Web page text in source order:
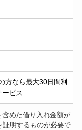
方なら最大30日間利
ービス
めた借り入れ金額が
証明するものが必要で